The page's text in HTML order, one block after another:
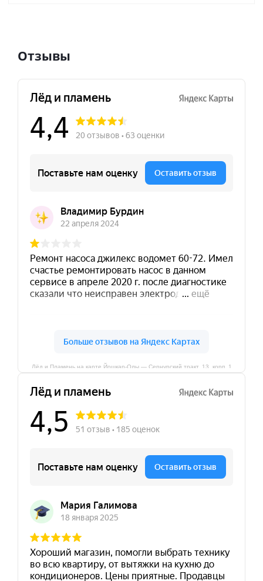
Отзывы
Лёд и Пламень на карте Йошкар‑Олы — Сернурский тракт, 13, корп. 1